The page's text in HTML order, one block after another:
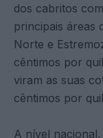
dos cabritos
principais áreas
Norte e
cêntimos por
viram as suas
cêntimos por
A nível